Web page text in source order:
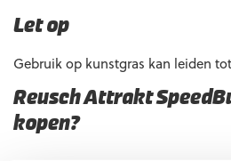
Let op
Gebruik op kunstgras kan leiden
Reusch Attrakt
kopen?